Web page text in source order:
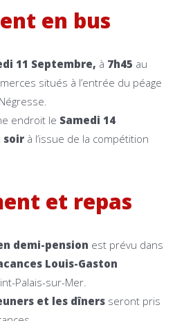
en bus
11 Septembre, à 7h45 au
situés à l’entrée du péage
endroit le Samedi 14
soir à l’issue de la compétition
et repas
demi-pension est prévu dans
Louis-Gaston
Palais-sur-Mer.
et les dîners seront pris